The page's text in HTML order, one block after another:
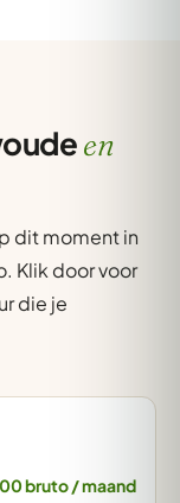
en
dit moment in
Klik door voor
die je
bruto / maand